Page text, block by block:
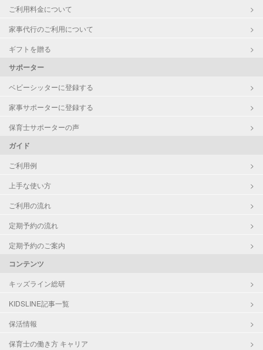
ご利用料金について
家事代行のご利用について
ギフトを贈る
サポーター
ベビーシッターに登録する
家事サポーターに登録する
保育士サポーターの声
ガイド
ご利用例
上手な使い方
ご利用の流れ
定期予約の流れ
定期予約のご案内
コンテンツ
キッズライン総研
KIDSLINE記事一覧
保活情報
保育士の働き方 キャリア